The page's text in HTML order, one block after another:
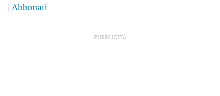
Abbonati
PUBBLICITÀ